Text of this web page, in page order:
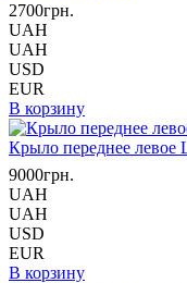
2700грн.
UAH
UAH
USD
EUR
В корзину
Крыло переднее
9000грн.
UAH
UAH
USD
EUR
В корзину